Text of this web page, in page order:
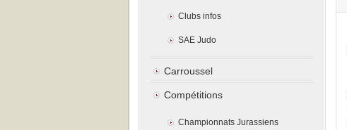
Clubs infos
SAE Judo
Carroussel
Compétitions
Championnats Jurassiens